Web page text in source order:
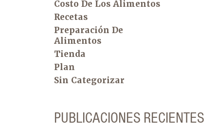
Costo De Los Alimentos
Recetas
Preparación De
Alimentos
Tienda
Plan
Sin Categorizar
PUBLICACIONES RECIENTES